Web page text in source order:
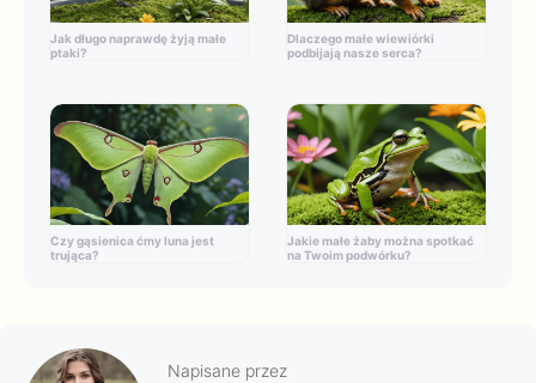
Jak długo naprawdę żyją małe
ptaki?
Dlaczego małe wiewiórki
podbijają nasze serca?
Czy gąsienica ćmy luna jest
trująca?
Jakie małe żaby można spotkać
na Twoim podwórku?
Napisane przez